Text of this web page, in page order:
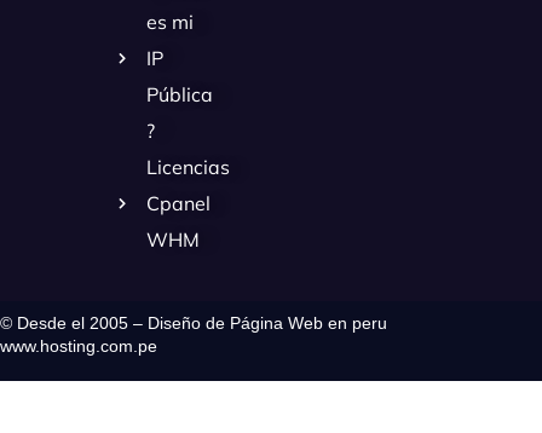
es mi
IP
Pública
?
Licencias
Cpanel
WHM
© Desde el 2005 – Diseño de Página Web en peru
www.hosting.com.pe